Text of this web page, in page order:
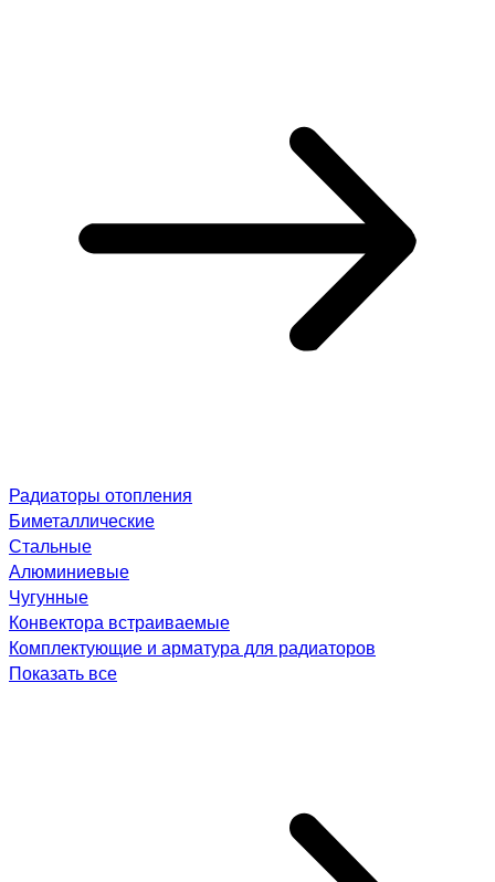
Радиаторы отопления
Биметаллические
Стальные
Алюминиевые
Чугунные
Конвектора встраиваемые
Комплектующие и арматура для радиаторов
Показать все